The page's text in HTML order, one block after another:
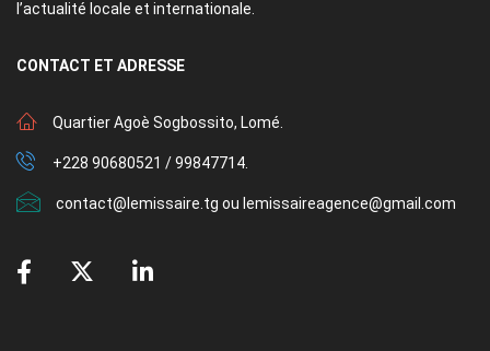
l’actualité locale et internationale.
CONTACT ET ADRESSE
Quartier Agoè Sogbossito, Lomé.
+228 90680521 / 99847714.
contact@lemissaire.tg ou lemissaireagence@gmail.com